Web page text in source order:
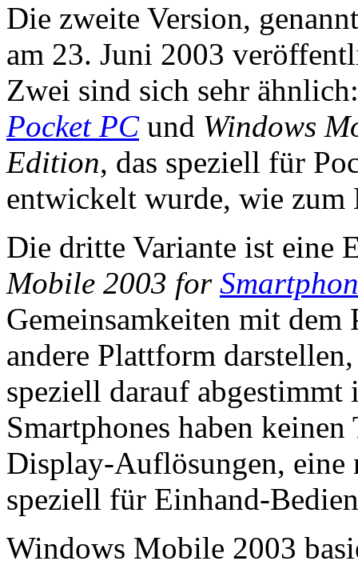
Die zweite Version,
am 23. Juni 2003
Zwei sind sich sehr
Pocket PCund Windows
Edition, das speziell für
entwickelt wurde, wie
Die dritte Variante ist eine
Mobile 2003 for
Gemeinsamkeiten mit dem
andere Plattform
speziell darauf
Smartphones haben
Display-Auflösungen, eine
speziell für Einhand-
Windows Mobile 2003